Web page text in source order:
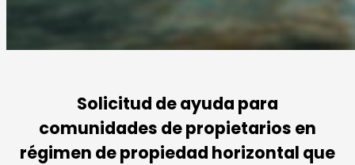
Solicitud de ayuda para
comunidades de propietarios en
régimen de propiedad horizontal que